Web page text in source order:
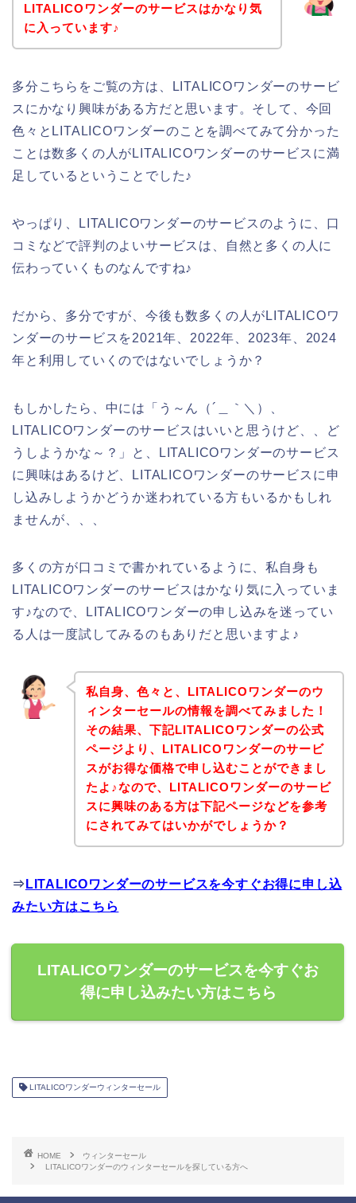
LITALICOワンダーのサービスはかなり気
に入っています♪
多分こちらをご覧の方は、LITALICOワンダーのサービ
スにかなり興味がある方だと思います。そして、今回
色々とLITALICOワンダーのことを調べてみて分かった
ことは数多くの人がLITALICOワンダーのサービスに満
足しているということでした♪
やっぱり、LITALICOワンダーのサービスのように、口
コミなどで評判のよいサービスは、自然と多くの人に
伝わっていくものなんですね♪
だから、多分ですが、今後も数多くの人がLITALICOワ
ンダーのサービスを2021年、2022年、2023年、2024
年と利用していくのではないでしょうか？
もしかしたら、中には「う～ん（´＿｀＼）、
LITALICOワンダーのサービスはいいと思うけど、、ど
うしようかな～？」と、LITALICOワンダーのサービス
に興味はあるけど、LITALICOワンダーのサービスに申
し込みしようかどうか迷われている方もいるかもしれ
ませんが、、、
多くの方が口コミで書かれているように、私自身も
LITALICOワンダーのサービスはかなり気に入っていま
す♪なので、LITALICOワンダーの申し込みを迷ってい
る人は一度試してみるのもありだと思いますよ♪
私自身、色々と、LITALICOワンダーのウ
ィンターセールの情報を調べてみました！
その結果、下記LITALICOワンダーの公式
ページより、LITALICOワンダーのサービ
スがお得な価格で申し込むことができまし
たよ♪なので、LITALICOワンダーのサービ
スに興味のある方は下記ページなどを参考
にされてみてはいかがでしょうか？
⇒ LITALICOワンダーのサービスを今すぐお得に申し込
みたい方はこちら
LITALICOワンダーのサービスを今すぐお
得に申し込みたい方はこちら
LITALICOワンダーウィンターセール
HOME
ウィンターセール
LITALICOワンダーのウィンターセールを探している方へ